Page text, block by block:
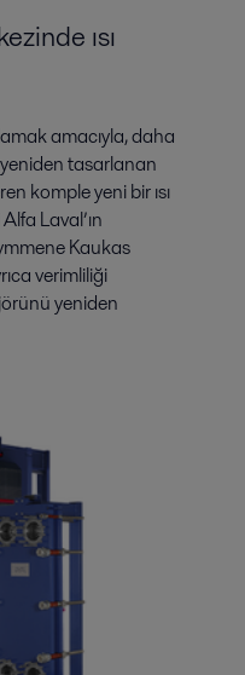
ısı
amacıyla, daha
tasarlanan
komple yeni bir ısı
Laval’ın
Kaukas
verimliliği
yeniden